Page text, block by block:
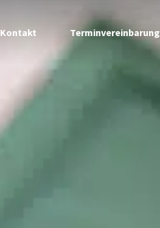
Kontakt Terminvereinbarung